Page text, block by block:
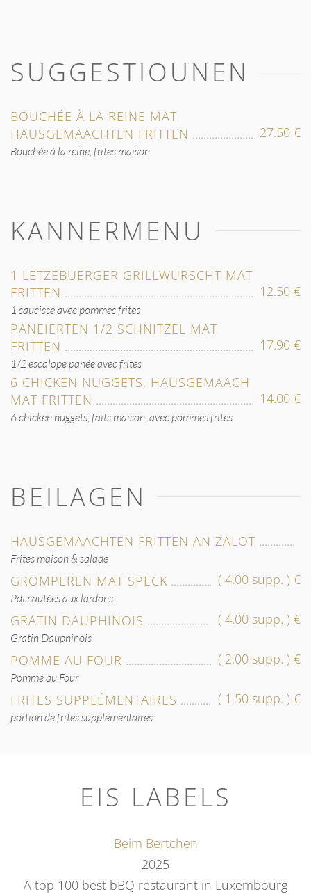
SUGGESTIOUNEN
BOUCHÉE À LA REINE MAT
HAUSGEMAACHTEN FRITTEN
27.50 €
Bouchée à la reine, frites maison
KANNERMENU
1 LETZEBUERGER GRILLWURSCHT MAT
FRITTEN
12.50 €
1 saucisse avec pommes frites
PANEIERTEN 1/2 SCHNITZEL MAT
FRITTEN
17.90 €
1/2 escalope panée avec frites
6 CHICKEN NUGGETS, HAUSGEMAACH
MAT FRITTEN
14.00 €
6 chicken nuggets, faits maison, avec pommes frites
BEILAGEN
HAUSGEMAACHTEN FRITTEN AN ZALOT
Frites maison & salade
GROMPEREN MAT SPECK ( 4.00 supp. ) €
Pdt sautées aux lardons
GRATIN DAUPHINOIS ( 4.00 supp. ) €
Gratin Dauphinois
POMME AU FOUR ( 2.00 supp. ) €
Pomme au Four
FRITES SUPPLÉMENTAIRES ( 1.50 supp. ) €
portion de frites supplémentaires
EIS LABELS
Beim Bertchen
2025
A top 100 best bBQ restaurant in Luxembourg